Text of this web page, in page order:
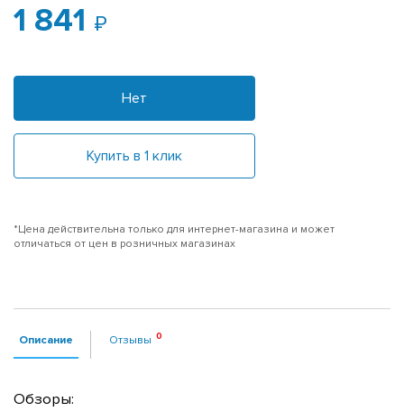
1 841
Нет
Купить в 1 клик
*Цена действительна только для интернет-магазина и может
отличаться от цен в розничных магазинах
Описание Отзывы
Обзоры: